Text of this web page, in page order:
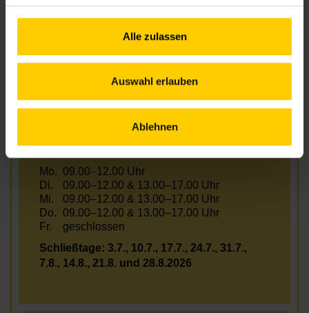
Alle zulassen
Auswahl erlauben
Ablehnen
Öffnungszeiten Juni
09.00–12.00 Uhr
(am 2. Di. im Monat bis 18.00 Uhr)
09.00–12.00 & 13.00–17.00 Uhr
Fr.
10.00–12.00 Uhr
Öffnungszeiten Juli und August
Mo. 09.00–12.00 Uhr
Di.
09.00–12.00 & 13.00–17.00 Uhr
Mi.
09.00–12.00 & 13.00–17.00 Uhr
Do.
09.00–12.00 & 13.00–17.00 Uhr
Fr.
geschlossen
Schließtage: 3.7., 10.7., 17.7., 24.7., 31.7.,
7.8., 14.8., 21.8. und 28.8.2026